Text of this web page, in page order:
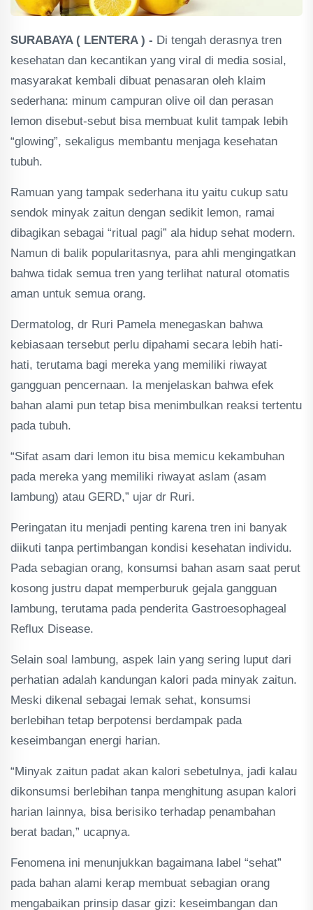
SURABAYA ( LENTERA ) - Di tengah derasnya tren
kesehatan dan kecantikan yang viral di media sosial,
masyarakat kembali dibuat penasaran oleh klaim
sederhana: minum campuran olive oil dan perasan
lemon disebut-sebut bisa membuat kulit tampak lebih
“glowing”, sekaligus membantu menjaga kesehatan
tubuh.
Ramuan yang tampak sederhana itu yaitu cukup satu
sendok minyak zaitun dengan sedikit lemon, ramai
dibagikan sebagai “ritual pagi” ala hidup sehat modern.
Namun di balik popularitasnya, para ahli mengingatkan
bahwa tidak semua tren yang terlihat natural otomatis
aman untuk semua orang.
Dermatolog, dr Ruri Pamela menegaskan bahwa
kebiasaan tersebut perlu dipahami secara lebih hati-
hati, terutama bagi mereka yang memiliki riwayat
gangguan pencernaan. Ia menjelaskan bahwa efek
bahan alami pun tetap bisa menimbulkan reaksi tertentu
pada tubuh.
“Sifat asam dari lemon itu bisa memicu kekambuhan
pada mereka yang memiliki riwayat aslam (asam
lambung) atau GERD,” ujar dr Ruri.
Peringatan itu menjadi penting karena tren ini banyak
diikuti tanpa pertimbangan kondisi kesehatan individu.
Pada sebagian orang, konsumsi bahan asam saat perut
kosong justru dapat memperburuk gejala gangguan
lambung, terutama pada penderita Gastroesophageal
Reflux Disease.
Selain soal lambung, aspek lain yang sering luput dari
perhatian adalah kandungan kalori pada minyak zaitun.
Meski dikenal sebagai lemak sehat, konsumsi
berlebihan tetap berpotensi berdampak pada
keseimbangan energi harian.
“Minyak zaitun padat akan kalori sebetulnya, jadi kalau
dikonsumsi berlebihan tanpa menghitung asupan kalori
harian lainnya, bisa berisiko terhadap penambahan
berat badan,” ucapnya.
Fenomena ini menunjukkan bagaimana label “sehat”
pada bahan alami kerap membuat sebagian orang
mengabaikan prinsip dasar gizi: keseimbangan dan